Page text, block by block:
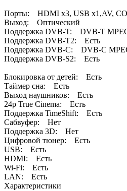
Порты: HDMI x3, USB x1,AV,
Выход: Оптический
Поддержка DVB-T: DVB-T
Поддержка DVB-T2: Есть
Поддержка DVB-C: DVB-C
Поддержка DVB-S2: Есть
Блокировка от детей: Есть
Таймер сна: Есть
Выход наушников: Есть
24p True Cinema: Есть
Поддержка TimeShift: Есть
Сабвуфер: Нет
Поддержка 3D: Нет
Цифровой тюнер: Есть
USB: Есть
HDMI: Есть
Wi-Fi: Есть
LAN: Есть
Характеристики